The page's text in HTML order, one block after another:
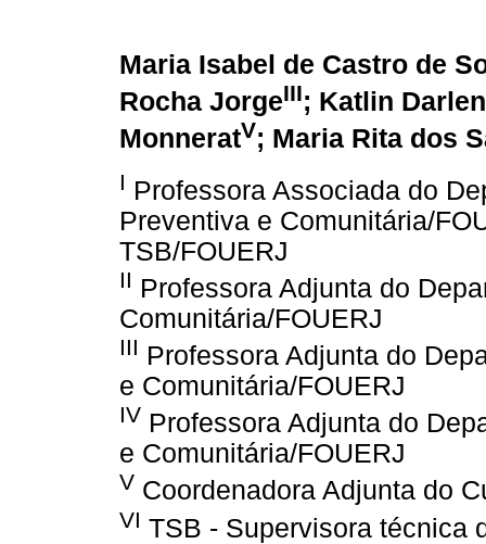
Maria Isabel de Castro de
Rocha JorgeIII; Katlin
MonneratV; Maria Rita dos
I Professora Associada do
Preventiva e Comunitária/
TSB/FOUERJ
II Professora Adjunta do
Comunitária/FOUERJ
III Professora Adjunta do
e Comunitária/FOUERJ
IV Professora Adjunta do
e Comunitária/FOUERJ
V Coordenadora Adjunta do
VI TSB - Supervisora técnica